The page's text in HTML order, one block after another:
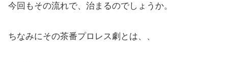
今回もその流れで、治まるのでしょうか。
ちなみにその茶番プロレス劇とは、、